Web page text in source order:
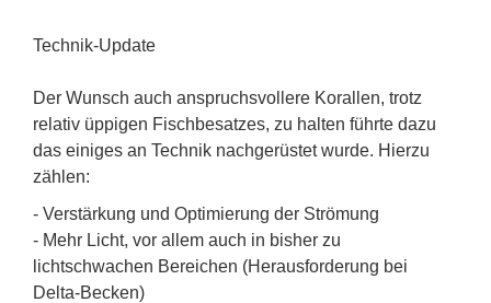
Technik-Update
Der Wunsch auch anspruchsvollere Korallen, trotz
relativ üppigen Fischbesatzes, zu halten führte dazu
das einiges an Technik nachgerüstet wurde. Hierzu
zählen:
- Verstärkung und Optimierung der Strömung
- Mehr Licht, vor allem auch in bisher zu
lichtschwachen Bereichen (Herausforderung bei
Delta-Becken)